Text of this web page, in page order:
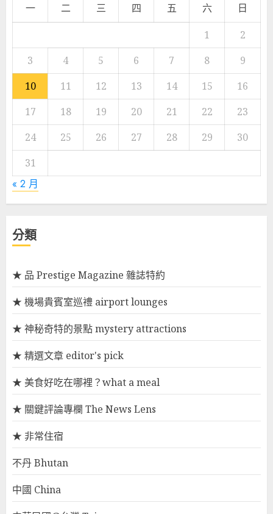
一 二 三 四 五 六
日
1
2
3
4 5 6 7 8
9
10
11 12 13 14 15
16
17
18 19 20 21 22
23
24
25 26 27 28 29
30
31
« 2 月
分類
★ 品 Prestige Magazine 雜誌特約
★ 機場貴賓室巡禮 airport lounges
★ 神秘奇特的景點 mystery attractions
★ 精選文章 editor's pick
★ 美食好吃在哪裡？what a meal
★ 關鍵評論專欄 The News Lens
★ 非常住宿
不丹 Bhutan
中國 China